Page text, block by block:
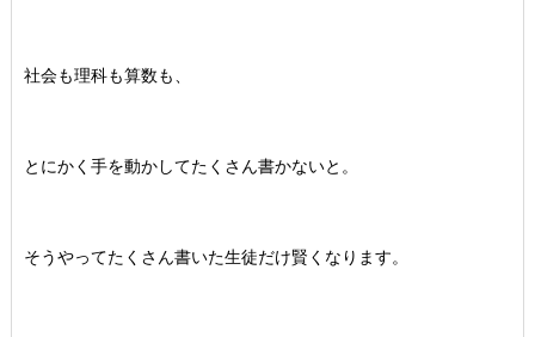
社会も理科も算数も、
とにかく手を動かしてたくさん書かないと。
そうやってたくさん書いた生徒だけ賢くなります。